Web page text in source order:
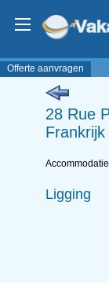
28 Rue
Frankrijk
Offerte aanvragen
Ligging